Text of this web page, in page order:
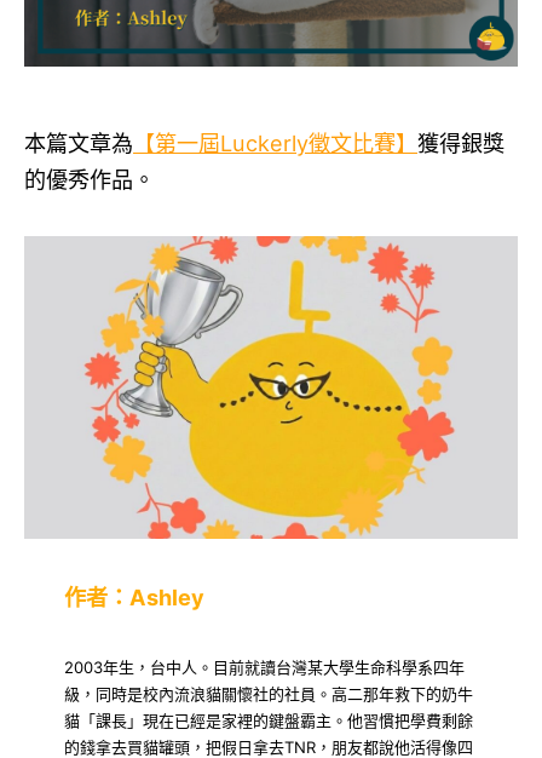
本篇文章為 【第一屆Luckerly徵文比賽】 獲得銀獎
的優秀作品。
作者：Ashley
2003年生，台中人。目前就讀台灣某大學生命科學系四年
級，同時是校內流浪貓關懷社的社員。高二那年救下的奶牛
貓「課長」現在已經是家裡的鍵盤霸主。他習慣把學費剩餘
的錢拿去買貓罐頭，把假日拿去TNR，朋友都說他活得像四